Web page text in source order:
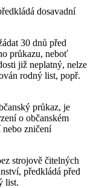
dosavadní
30 dnů před
průkazu, neboť
již neplatný, nelze
rodný list, popř.
průkaz, je
o občanském
nebo zničení
strojově čitelných
předkládá před
list.